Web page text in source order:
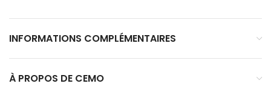
INFORMATIONS COMPLÉMENTAIRES
À PROPOS DE CEMO